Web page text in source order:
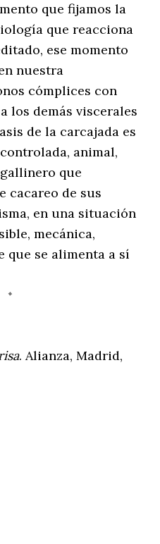
que fijamos la
que reacciona
ese momento
nuestra
cómplices con
los demás viscerales
de la carcajada es
animal,
que
cacareo de sus
en una situación
mecánica,
que se alimenta a sí
. Alianza, Madrid,